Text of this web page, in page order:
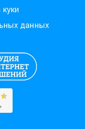
данных